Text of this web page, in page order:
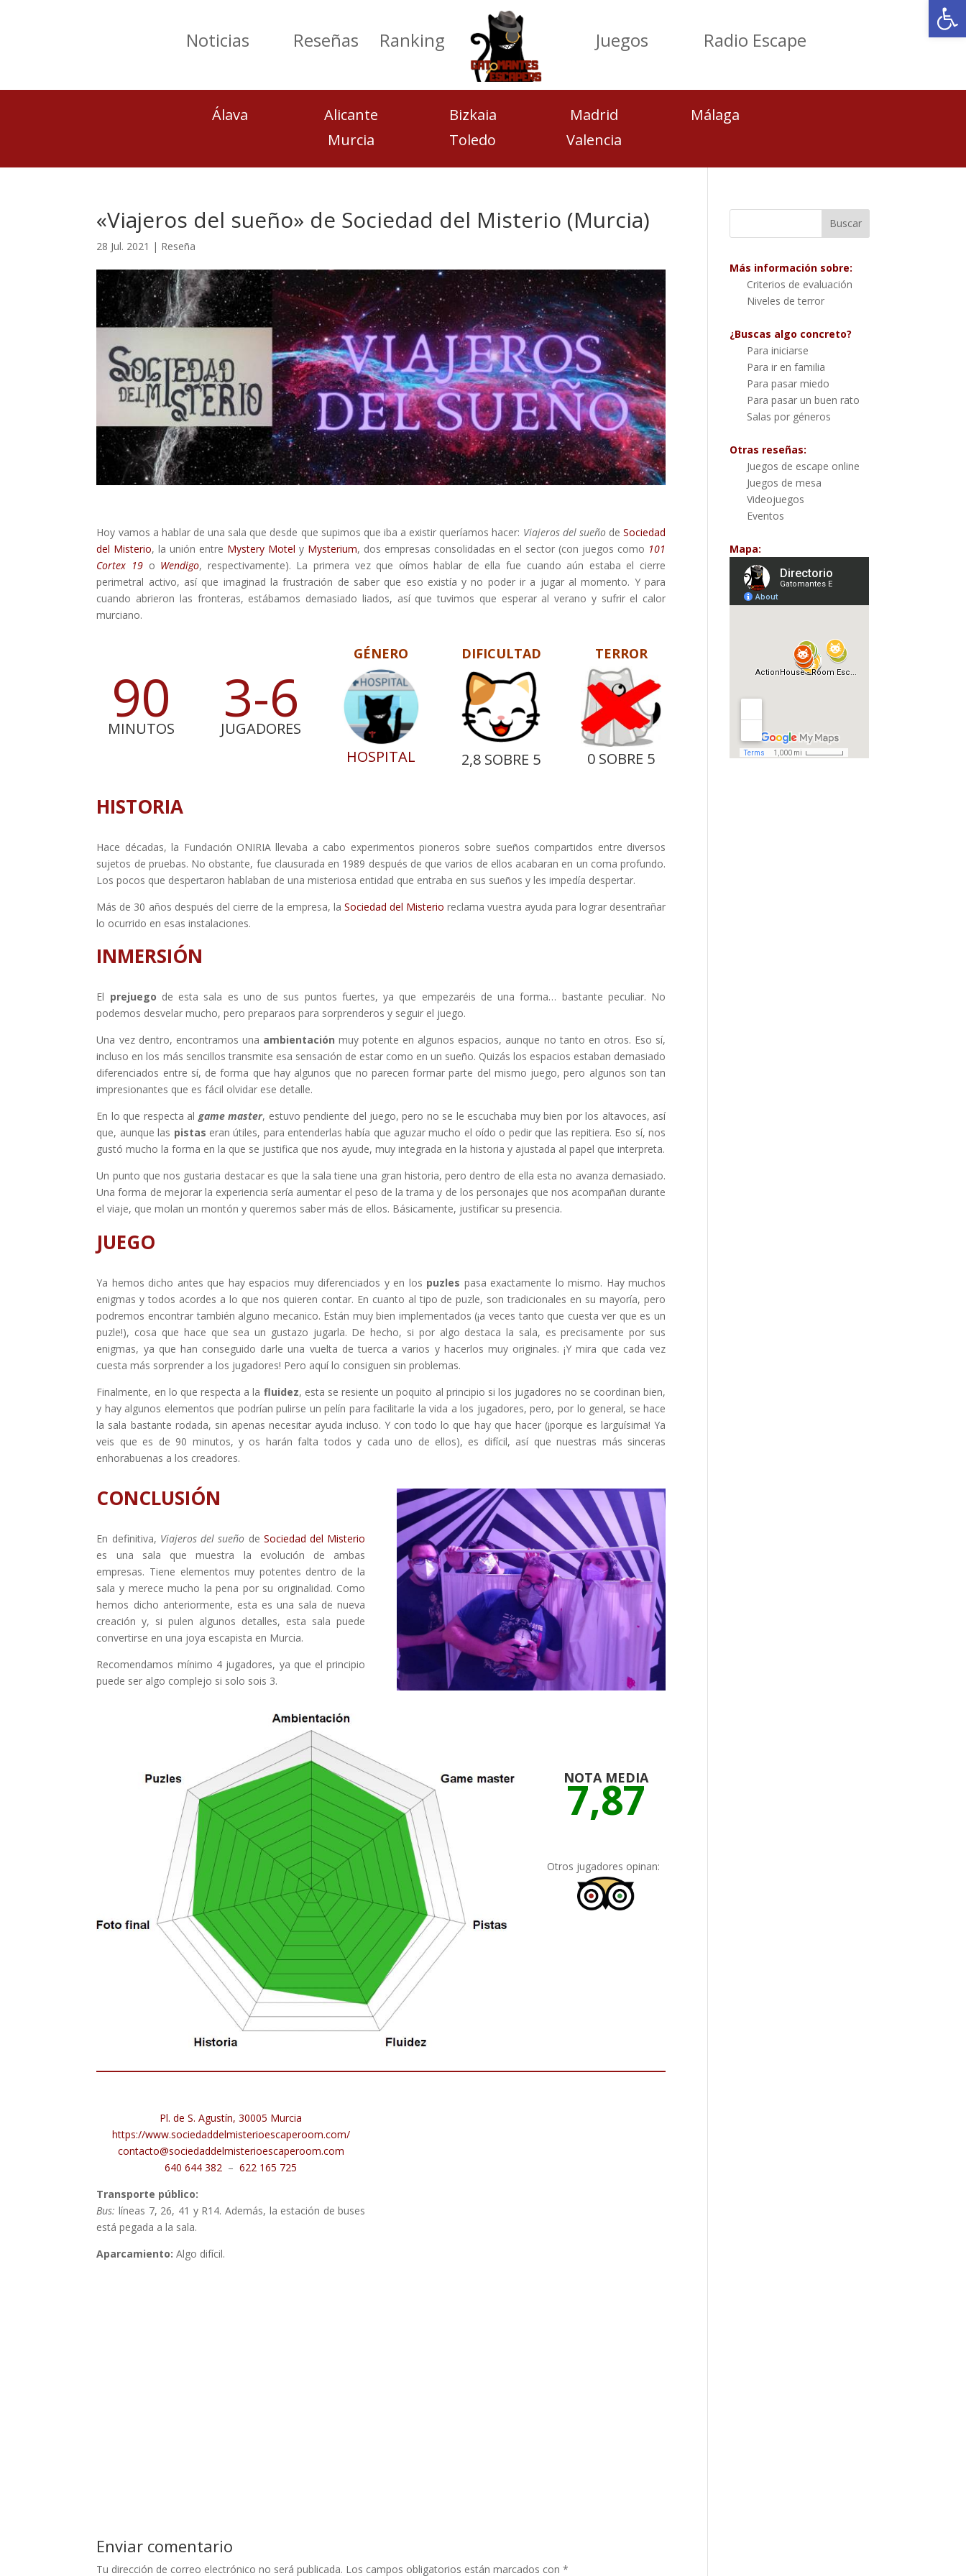
Noticias Reseñas Ranking Juegos Radio Escape
Álava
Alicante
Murcia
Bizkaia
Toledo
Madrid
Valencia
Málaga
«Viajeros del sueño» de Sociedad del Misterio (Murcia)
28 Jul. 2021 | Reseña
Hoy vamos a hablar de una sala que desde que supimos que iba a existir queríamos hacer: Viajeros del sueñodeSociedad
del Misterio, la unión entre Mystery Motel y Mysterium, dos empresas consolidadas en el sector (con juegos como 101
Cortex 19 o Wendigo, respectivamente). La primera vez que oímos hablar de ella fue cuando aún estaba el cierre
perimetral activo, así que imaginad la frustración de saber que eso existía y no poder ir a jugar al momento. Y para
cuando abrieron las fronteras, estábamos demasiado liados, así que tuvimos que esperar al verano y sufrir el calor
murciano.
90
MINUTOS 3-6
JUGADORES
GÉNERO
HOSPITAL
DIFICULTAD
2,8 SOBRE 5
TERROR
0 SOBRE 5
HISTORIA
Hace décadas, la Fundación ONIRIA llevaba a cabo experimentos pioneros sobre sueños compartidos entre diversos
sujetos de pruebas. No obstante, fue clausurada en 1989 después de que varios de ellos acabaran en un coma profundo.
Los pocos que despertaron hablaban de una misteriosa entidad que entraba en sus sueños y les impedía despertar.
Más de 30 años después del cierre de la empresa, la Sociedad del Misterio reclama vuestra ayuda para lograr desentrañar
lo ocurrido en esas instalaciones.
INMERSIÓN
El prejuego de esta sala es uno de sus puntos fuertes, ya que empezaréis de una forma… bastante peculiar. No
podemos desvelar mucho, pero preparaos para sorprenderos y seguir el juego.
Una vez dentro, encontramos una ambientación muy potente en algunos espacios, aunque no tanto en otros. Eso sí,
incluso en los más sencillos transmite esa sensación de estar como en un sueño. Quizás los espacios estaban demasiado
diferenciados entre sí, de forma que hay algunos que no parecen formar parte del mismo juego, pero algunos son tan
impresionantes que es fácil olvidar ese detalle.
En lo que respecta al game master, estuvo pendiente del juego, pero no se le escuchaba muy bien por los altavoces, así
que, aunque las pistas eran útiles, para entenderlas había que aguzar mucho el oído o pedir que las repitiera. Eso sí, nos
gustó mucho la forma en la que se justifica que nos ayude, muy integrada en la historia y ajustada al papel que interpreta.
Un punto que nos gustaria destacar es que la sala tiene una gran historia, pero dentro de ella esta no avanza demasiado.
Una forma de mejorar la experiencia sería aumentar el peso de la trama y de los personajes que nos acompañan durante
el viaje, que molan un montón y queremos saber más de ellos. Básicamente, justificar su presencia.
JUEGO
Ya hemos dicho antes que hay espacios muy diferenciados y en los puzles pasa exactamente lo mismo. Hay muchos
enigmas y todos acordes a lo que nos quieren contar. En cuanto al tipo de puzle, son tradicionales en su mayoría, pero
podremos encontrar también alguno mecanico. Están muy bien implementados (¡a veces tanto que cuesta ver que es un
puzle!), cosa que hace que sea un gustazo jugarla. De hecho, si por algo destaca la sala, es precisamente por sus
enigmas, ya que han conseguido darle una vuelta de tuerca a varios y hacerlos muy originales. ¡Y mira que cada vez
cuesta más sorprender a los jugadores! Pero aquí lo consiguen sin problemas.
Finalmente, en lo que respecta a la fluidez, esta se resiente un poquito al principio si los jugadores no se coordinan bien,
y hay algunos elementos que podrían pulirse un pelín para facilitarle la vida a los jugadores, pero, por lo general, se hace
la sala bastante rodada, sin apenas necesitar ayuda incluso. Y con todo lo que hay que hacer (¡porque es larguísima! Ya
veis que es de 90 minutos, y os harán falta todos y cada uno de ellos), es difícil, así que nuestras más sinceras
enhorabuenas a los creadores.
CONCLUSIÓN
En definitiva, Viajeros del sueño de Sociedad del Misterio
es una sala que muestra la evolución de ambas
empresas. Tiene elementos muy potentes dentro de la
sala y merece mucho la pena por su originalidad. Como
hemos dicho anteriormente, esta es una sala de nueva
creación y, si pulen algunos detalles, esta sala puede
convertirse en una joya escapista en Murcia.
Recomendamos mínimo 4 jugadores, ya que el principio
puede ser algo complejo si solo sois 3.
NOTA MEDIA
7,87
Otros jugadores opinan:
Pl. de S. Agustín, 30005 Murcia
https://www.sociedaddelmisterioescaperoom.com/
contacto@sociedaddelmisterioescaperoom.com
640 644 382 –622 165 725
Transporte público:
Bus:líneas 7, 26, 41 y R14. Además, la estación de buses
está pegada a la sala.
Aparcamiento: Algo difícil.
Enviar comentario
Tu dirección de correo electrónico no será publicada. Los campos obligatorios están marcados con*
Más información sobre:
Criterios de evaluación
Niveles de terror
¿Buscas algo concreto?
Para iniciarse
Para ir en familia
Para pasar miedo
Para pasar un buen rato
Salas por géneros
Otras reseñas:
Juegos de escape online
Juegos de mesa
Videojuegos
Eventos
Mapa: